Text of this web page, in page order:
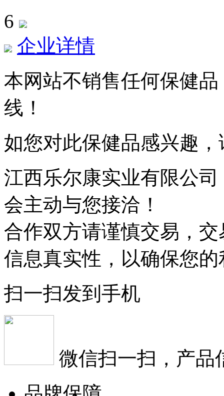
6
企业详情
本网站不销售任何保健
线！
如您对此保健品感兴趣
江西乐尔康实业有限公司
会主动与您接洽！
合作双方请谨慎交易，
信息真实性，以确保您
扫一扫发到手机
微信扫一扫，产品